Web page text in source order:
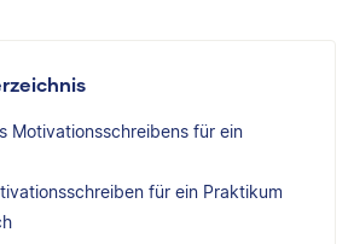
Motivationsschreibens für ein
für ein Praktikum